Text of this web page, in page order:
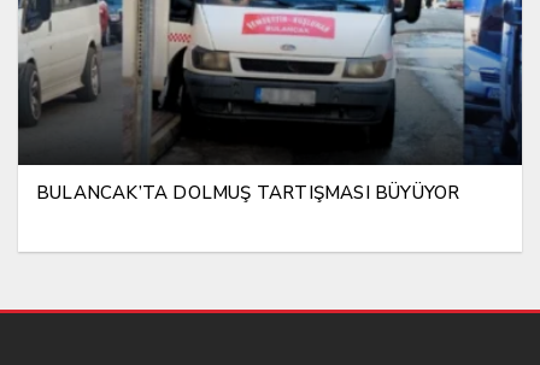
BULANCAK’TA DOLMUŞ TARTIŞMASI BÜYÜYOR